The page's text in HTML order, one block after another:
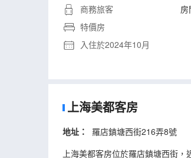
商務旅客
特價房
入住於2024年10月
上海美都客房
地址：
羅店鎮塘西街216弄8號
上海美都客房位於羅店鎮塘西街